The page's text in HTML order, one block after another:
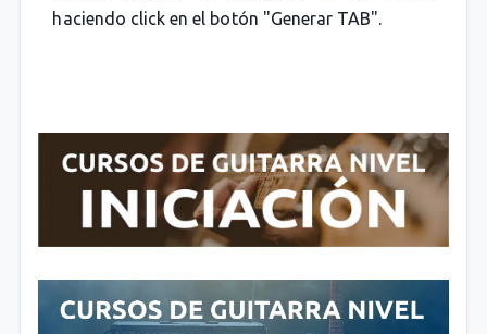
haciendo click en el botón "Generar TAB".